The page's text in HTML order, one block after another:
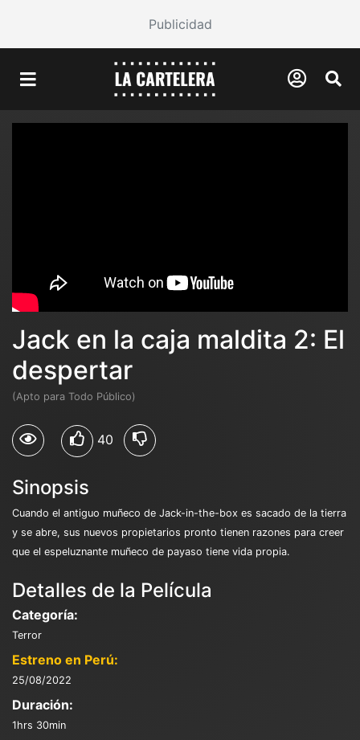
Publicidad
Jack en la caja maldita 2: El
despertar
(Apto para Todo Público)
40
Sinopsis
Cuando el antiguo muñeco de Jack-in-the-box es sacado de la tierra
y se abre, sus nuevos propietarios pronto tienen razones para creer
que el espeluznante muñeco de payaso tiene vida propia.
Detalles de la Película
Categoría:
Terror
Estreno en Perú:
25/08/2022
Duración:
1hrs 30min